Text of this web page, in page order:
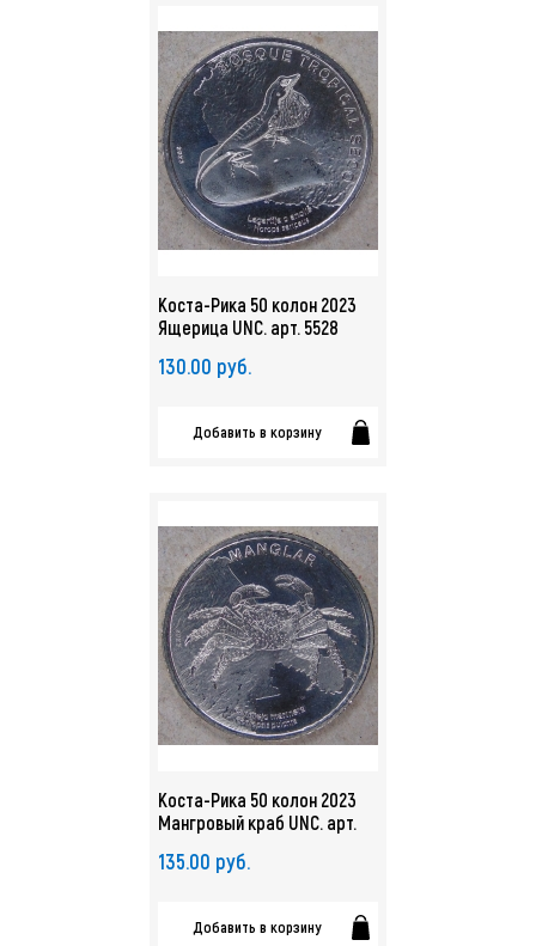
Коста-Рика 50 колон 2023
Ящерица UNC. арт. 5528
130.00 руб.
Добавить в корзину
Коста-Рика 50 колон 2023
Мангровый краб UNC. арт.
135.00 руб.
Добавить в корзину